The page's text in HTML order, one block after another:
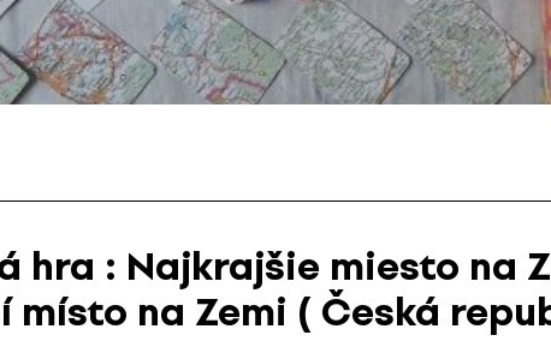
hra : Najkrajšie miesto na
místo na Zemi ( Česká